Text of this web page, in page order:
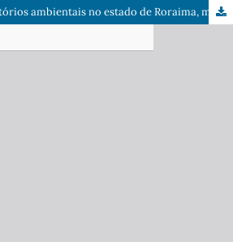
Diagnóstico de relatórios ambientais no estado de Roraima, municípios e em projetos de assentamentos